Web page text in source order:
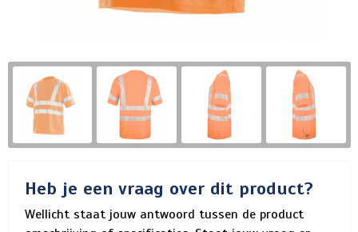
Heb je een vraag over dit product?
Wellicht staat jouw antwoord tussen de product